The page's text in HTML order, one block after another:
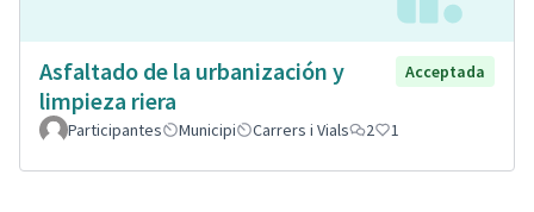
Asfaltado de la urbanización y
limpieza riera
Acceptada
Participantes Municipi Carrers i Vials 2 1